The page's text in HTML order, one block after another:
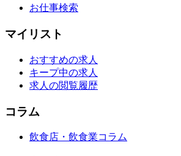
お仕事検索
マイリスト
おすすめの求人
キープ中の求人
求人の閲覧履歴
コラム
飲食店・飲食業コラム